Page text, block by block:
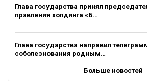
Глава государства принял
правления холдинга «Б…
Глава государства направил
соболезнования родным…
Больше новостей